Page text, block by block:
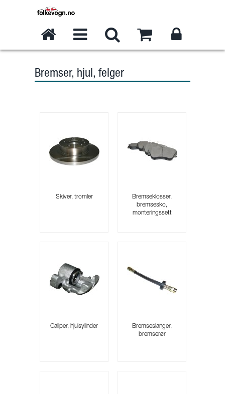
Bremser, hjul, felger
Skiver, tromler
Bremseklosser,
bremsesko,
monteringssett
Caliper, hjulsylinder
Bremseslanger,
bremserør